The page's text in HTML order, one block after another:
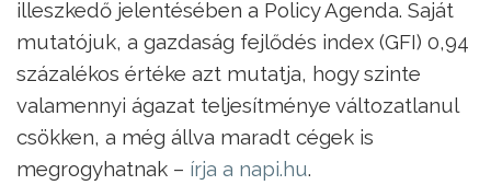
illeszkedő jelentésében a Policy Agenda. Saját
mutatójuk, a gazdaság fejlődés index (GFI) 0,94
százalékos értéke azt mutatja, hogy szinte
valamennyi ágazat teljesítménye változatlanul
csökken, a még állva maradt cégek is
megrogyhatnak – írja a napi.hu.